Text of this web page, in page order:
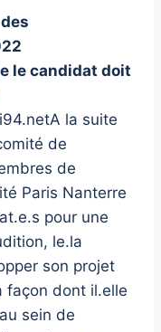
le candidat doit
la suite
de
de
Paris Nanterre
pour une
le.la
son projet
façon dont il.elle
sein de